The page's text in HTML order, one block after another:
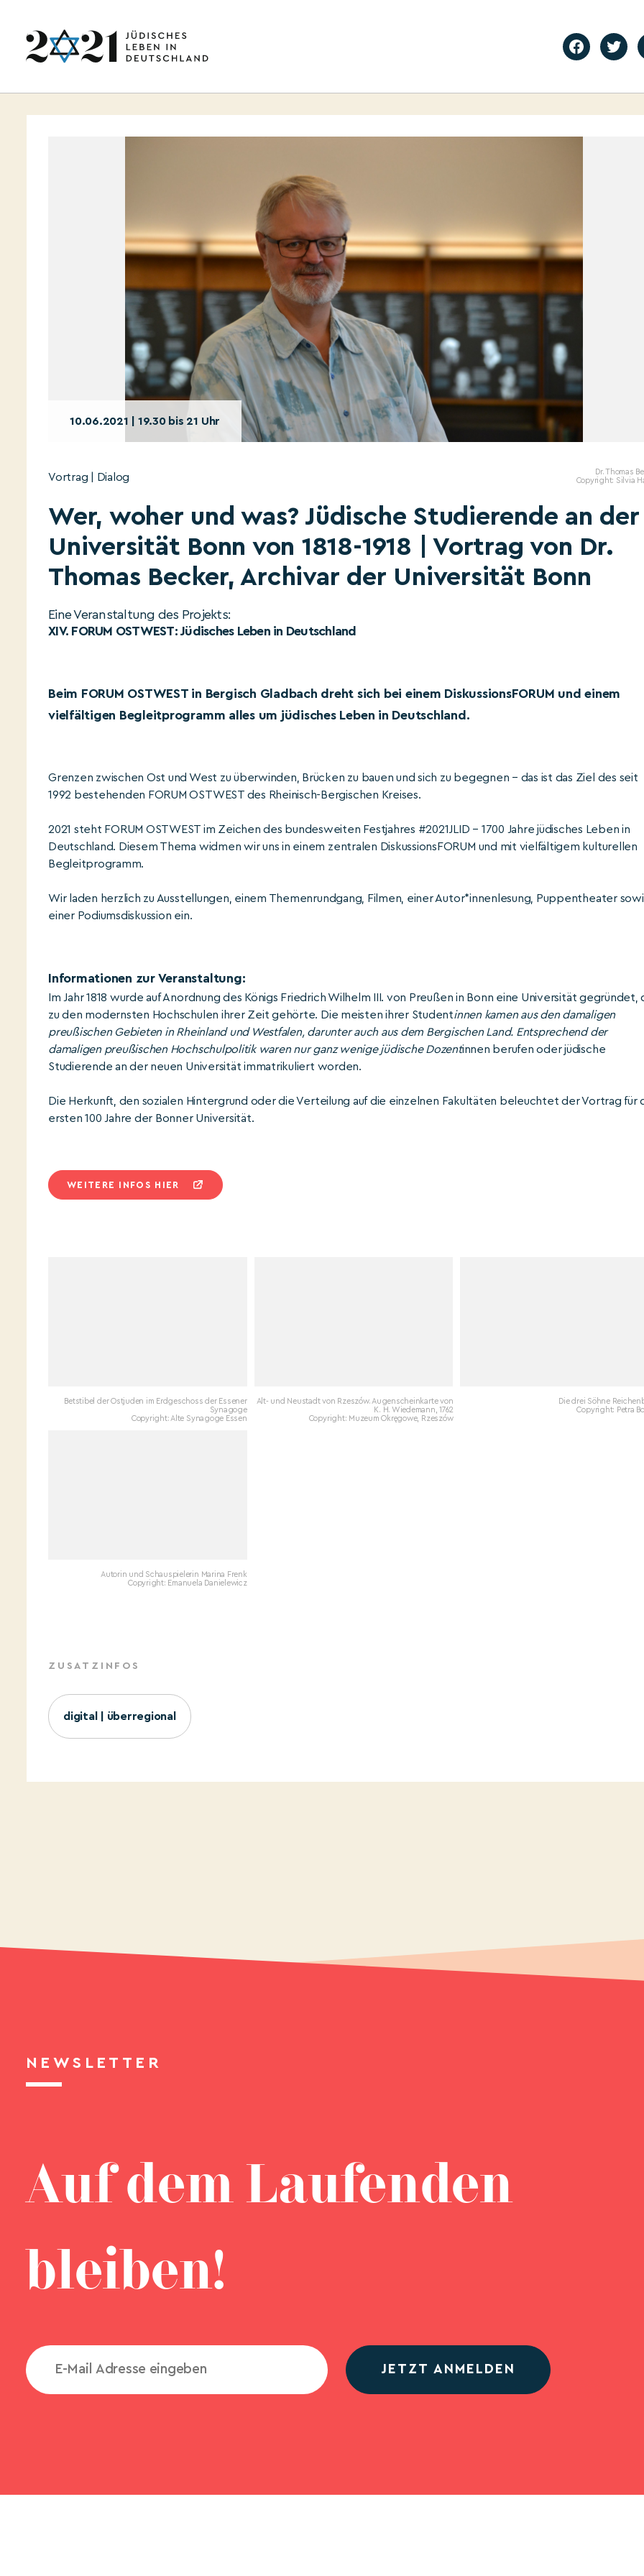
10.06.2021 | 19.30 bis 21 Uhr
Dr. Thomas
Copyright: Silvia
Vortrag | Dialog
Wer, woher und was? Jüdische Studierende an der
Universität Bonn von 1818-1918 | Vortrag von Dr.
Thomas Becker, Archivar der Universität Bonn
Eine Veranstaltung des Projekts:
XIV. FORUM OSTWEST: Jüdisches Leben in Deutschland
Beim FORUM OSTWEST in Bergisch Gladbach dreht sich bei einem DiskussionsFORUM und einem
vielfältigen Begleitprogramm alles um jüdisches Leben in Deutschland.
Grenzen zwischen Ost und West zu überwinden, Brücken zu bauen und sich zu begegnen – das ist das Ziel des seit
1992 bestehenden FORUM OSTWEST des Rheinisch-Bergischen Kreises.
2021 steht FORUM OSTWEST im Zeichen des bundesweiten Festjahres #2021JLID – 1700 Jahre jüdisches Leben in
Deutschland. Diesem Thema widmen wir uns in einem zentralen DiskussionsFORUM und mit vielfältigem kulturellen
Begleitprogramm.
Wir laden herzlich zu Ausstellungen, einem Themenrundgang, Filmen, einer Autor*innenlesung, Puppentheater
einer Podiumsdiskussion ein.
Informationen zur Veranstaltung:
Im Jahr 1818 wurde auf Anordnung des Königs Friedrich Wilhelm III. von Preußen in Bonn eine Universität gegründet,
zu den modernsten Hochschulen ihrer Zeit gehörte. Die meisten ihrer Studentinnen kamen aus den damaligen
preußischen Gebieten in Rheinland und Westfalen, darunter auch aus dem Bergischen Land. Entsprechend der
damaligen preußischen Hochschulpolitik waren nur ganz wenige jüdische Dozentinnen berufen oder jüdische
Studierende an der neuen Universität immatrikuliert worden.
Die Herkunft, den sozialen Hintergrund oder die Verteilung auf die einzelnen Fakultäten beleuchtet der Vortrag für
ersten 100 Jahre der Bonner Universität.
WEITERE INFOS HIER
Betstibel der Ostjuden im Erdgeschoss der Essener
Synagoge
Copyright: Alte Synagoge Essen
Alt- und Neustadt von Rzeszów. Augenscheinkarte von
K. H. Wiedemann, 1762
Copyright: Muzeum Okręgowe, Rzeszów
Die drei Söhne
Copyright: Petra
Autorin und Schauspielerin Marina Frenk
Copyright: Emanuela Danielewicz
ZUSATZINFOS
digital | überregional
NEWSLETTER
Auf dem Laufenden
bleiben!
JETZT ANMELDEN